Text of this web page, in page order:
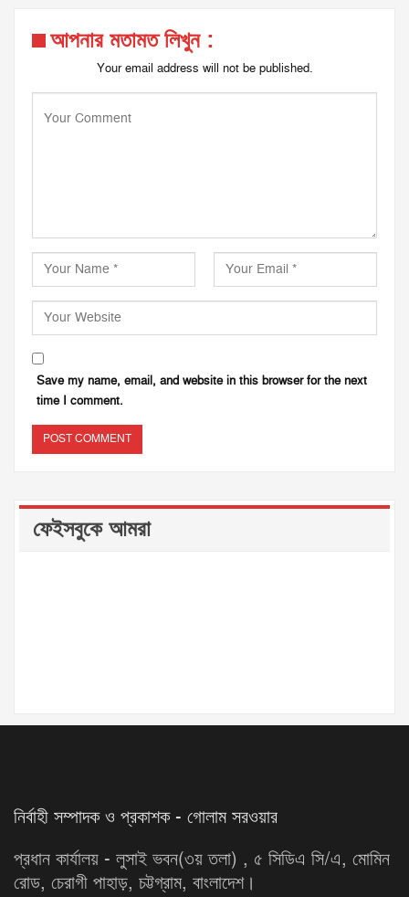
আপনার মতামত লিখুন :
Your email address will not be published.
Save my name, email, and website in this browser for the next
time I comment.
ফেইসবুকে আমরা
নির্বাহী সম্পাদক ও প্রকাশক - গোলাম সরওয়ার
প্রধান কার্যালয় - লুসাই ভবন(৩য় তলা) , ৫ সিডিএ সি/এ, মোমিন
রোড, চেরাগী পাহাড়, চট্টগ্রাম, বাংলাদেশ।